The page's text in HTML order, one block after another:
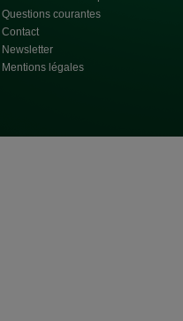
Questions courantes
Contact
Newsletter
Mentions légales